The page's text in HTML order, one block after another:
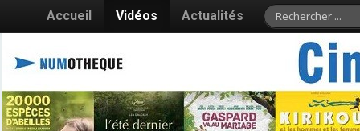
Accueil Vidéos Actualités